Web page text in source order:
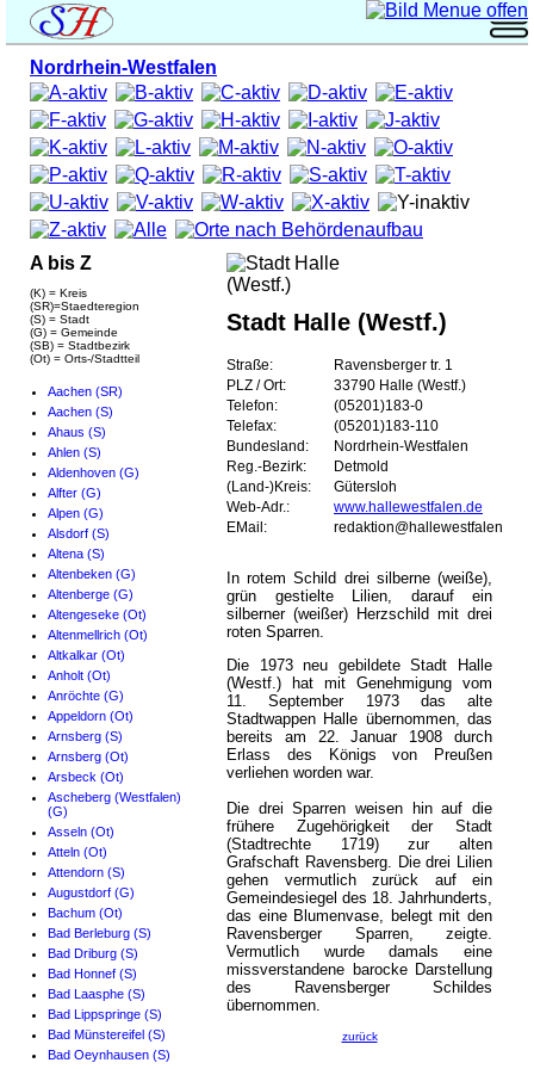
Nordrhein-Westfalen
A bis Z
(K) = Kreis
(SR)=Staedteregion
(S) = Stadt
(G) = Gemeinde
(SB) = Stadtbezirk
(Ot) = Orts-/Stadtteil
Aachen (SR)
Aachen (S)
Ahaus (S)
Ahlen (S)
Aldenhoven (G)
Alfter (G)
Alpen (G)
Alsdorf (S)
Altena (S)
Altenbeken (G)
Altenberge (G)
Altengeseke (Ot)
Altenmellrich (Ot)
Altkalkar (Ot)
Anholt (Ot)
Anröchte (G)
Appeldorn (Ot)
Arnsberg (S)
Arnsberg (Ot)
Arsbeck (Ot)
Ascheberg (Westfalen)
(G)
Asseln (Ot)
Atteln (Ot)
Attendorn (S)
Augustdorf (G)
Bachum (Ot)
Bad Berleburg (S)
Bad Driburg (S)
Bad Honnef (S)
Bad Laasphe (S)
Bad Lippspringe (S)
Bad Münstereifel (S)
Bad Oeynhausen (S)
Stadt Halle (Westf.)
Straße:
Ravensberger tr. 1
PLZ / Ort:
33790 Halle (Westf.)
Telefon:
(05201)183-0
Telefax:
(05201)183-110
Bundesland:
Nordrhein-Westfalen
Reg.-Bezirk:
Detmold
(Land-)Kreis:
Gütersloh
Web-Adr.:
www.hallewestfalen.de
EMail:
redaktion@hallewestfalen.net
In rotem Schild drei silberne (weiße),
grün gestielte Lilien, darauf ein
silberner (weißer) Herzschild mit drei
roten Sparren.
Die 1973 neu gebildete Stadt Halle
(Westf.) hat mit Genehmigung vom
11. September 1973 das alte
Stadtwappen Halle übernommen, das
bereits am 22. Januar 1908 durch
Erlass des Königs von Preußen
verliehen worden war.
Die drei Sparren weisen hin auf die
frühere Zugehörigkeit der Stadt
(Stadtrechte 1719) zur alten
Grafschaft Ravensberg. Die drei Lilien
gehen vermutlich zurück auf ein
Gemeindesiegel des 18. Jahrhunderts,
das eine Blumenvase, belegt mit den
Ravensberger Sparren, zeigte.
Vermutlich wurde damals eine
missverstandene barocke Darstellung
des Ravensberger Schildes
übernommen.
zurück